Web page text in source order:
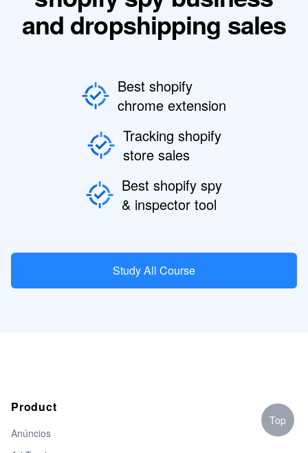
and dropshipping sales
Best shopify
chrome extension
Tracking shopify
store sales
Best shopify spy
& inspector tool
Study All Course
Product
Anúncios
Top